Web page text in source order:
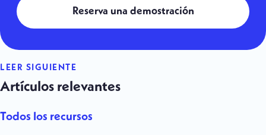
Reserva una demostración
LEER SIGUIENTE
Artículos relevantes
Todos los recursos